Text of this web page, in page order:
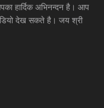
हार्दिक अभिनन्दन है। आप
देख सकते है। जय श्री